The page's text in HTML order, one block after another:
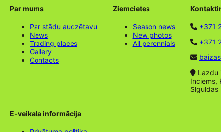
Par mums
Par stādu audzētavu
News
Trading places
Gallery
Contacts
Ziemcietes
Season news
New photos
All perennials
+371
+371
Lazdu
Inciems,
Siguldas
E-veikala informācija